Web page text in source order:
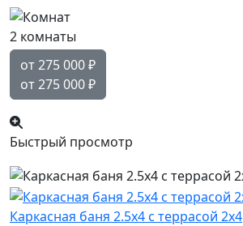
2 комнаты
от 275 000₽
от 275 000₽
Быстрый просмотр
Каркасная баня 2.5х4 с террасой 2х4